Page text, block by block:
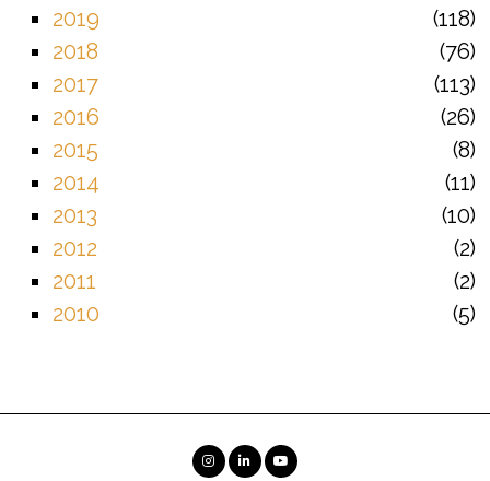
2019
118
2018
76
2017
113
2016
26
2015
8
2014
11
2013
10
2012
2
2011
2
2010
5